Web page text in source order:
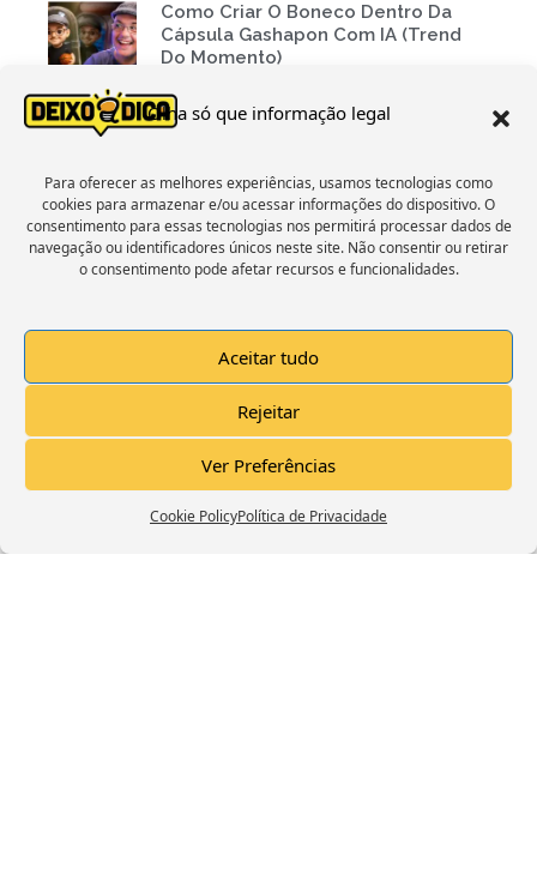
Olha só que informação legal
Para oferecer as melhores experiências, usamos tecnologias como
cookies para armazenar e/ou acessar informações do dispositivo. O
consentimento para essas tecnologias nos permitirá processar dados de
navegação ou identificadores únicos neste site. Não consentir ou retirar
o consentimento pode afetar recursos e funcionalidades.
Aceitar tudo
Rejeitar
Ver Preferências
Cookie PolicyPolítica de Privacidade
Como Criar O Boneco Dentro Da
Cápsula Gashapon Com IA (Trend
Do Momento)
Ler matéria »
« Voltar 1 2 3 4 5 Próxima »
Estamos No Facebook
Click to accept marketing cookies and
enable this content